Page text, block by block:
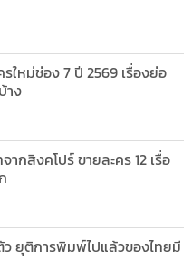
ใหม่ช่อง 7 ปี 2569 เรื่องย่อ
าง
กสิงคโปร์ ขายละคร 12 เรื่อ
ยุติการพิมพ์ไปแล้วของไทยมี